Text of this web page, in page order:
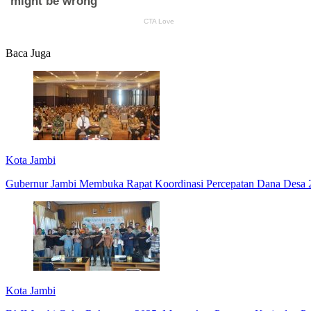
Baca Juga
Kota Jambi
Gubernur Jambi Membuka Rapat Koordinasi Percepatan Dana Desa
Kota Jambi